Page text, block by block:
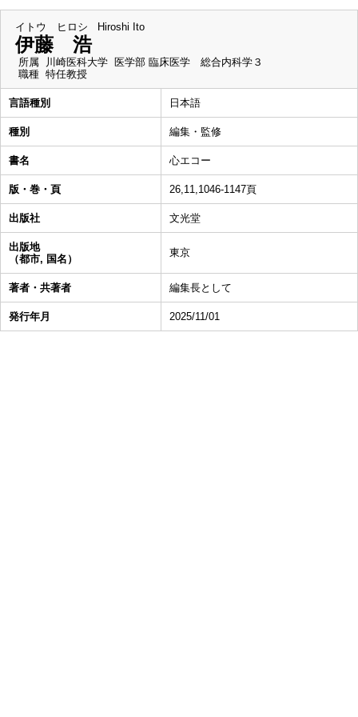
イトウ ヒロシ Hiroshi Ito
伊藤 浩
所属
川崎医科大学 医学部 臨床医学 総合内科学３
職種 特任教授
言語種別 日本語
種別 編集・監修
書名 心エコー
版・巻・頁 26,11,1046-1147頁
出版社 文光堂
出版地
（都市, 国名）
東京
著者・共著者 編集長として
発行年月 2025/11/01